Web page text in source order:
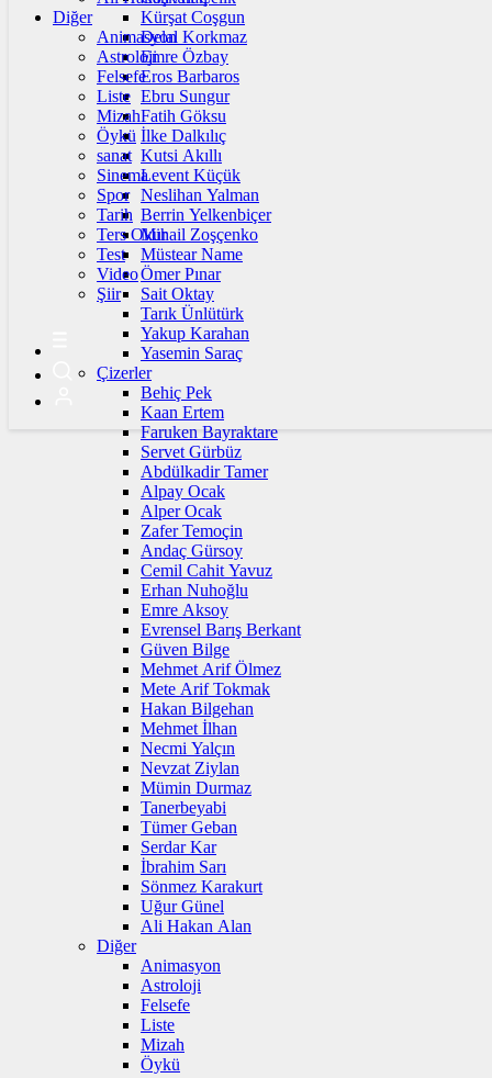
Diğer
Animasyon
Astroloji
Felsefe
Liste
Mizah
Öykü
sanat
Sinema
Spor
Tarih
Ters Okur
Test
Video
Şiir
Kürşat Coşgun
Delal Korkmaz
Emre Özbay
Eros Barbaros
Ebru Sungur
Fatih Göksu
İlke Dalkılıç
Kutsi Akıllı
Levent Küçük
Neslihan Yalman
Berrin Yelkenbiçer
Mihail Zoşçenko
Müstear Name
Ömer Pınar
Sait Oktay
Tarık Ünlütürk
Yakup Karahan
Yasemin Saraç
Çizerler
Behiç Pek
Kaan Ertem
Faruken Bayraktare
Servet Gürbüz
Abdülkadir Tamer
Alpay Ocak
Alper Ocak
Zafer Temoçin
Andaç Gürsoy
Cemil Cahit Yavuz
Erhan Nuhoğlu
Emre Aksoy
Evrensel Barış Berkant
Güven Bilge
Mehmet Arif Ölmez
Mete Arif Tokmak
Hakan Bilgehan
Mehmet İlhan
Necmi Yalçın
Nevzat Ziylan
Mümin Durmaz
Tanerbeyabi
Tümer Geban
Serdar Kar
İbrahim Sarı
Sönmez Karakurt
Uğur Günel
Ali Hakan Alan
Diğer
Animasyon
Astroloji
Felsefe
Liste
Mizah
Öykü